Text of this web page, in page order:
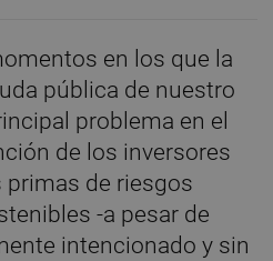
en los que la
pública de nuestro
problema en el
de los inversores
primas de riesgos
-a pesar de
intencionado y sin